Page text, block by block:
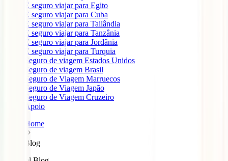
É seguro viajar para Egito
É seguro viajar para Cuba
É seguro viajar para Tailândia
É seguro viajar para Tanzânia
É seguro viajar para Jordânia
É seguro viajar para Turquia
Seguro de viagem Estados Unidos
Seguro de viagem Brasil
Seguro de Viagem Marruecos
Seguro de Viagem Japão
Seguro de Viagem Cruzeiro
Apoio
Home
Blog